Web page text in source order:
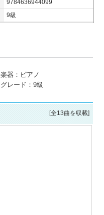
9784636944099
9級
楽器：ピアノ
グレード：9級
[全13曲を収載]